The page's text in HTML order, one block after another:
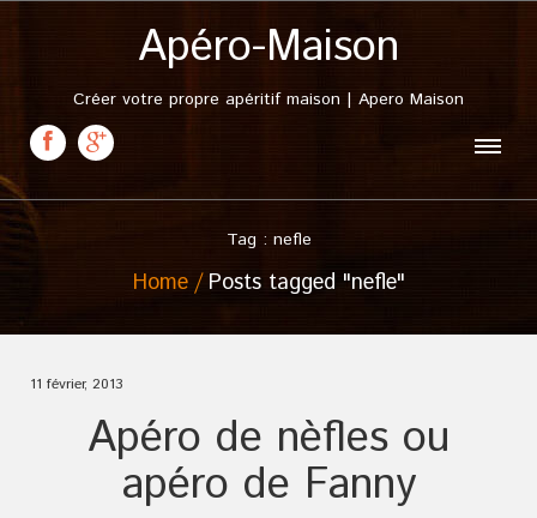
Apéro-Maison
Créer votre propre apéritif maison | Apero Maison
Tag : nefle
Home Posts tagged "nefle"
11 février, 2013
Apéro de nèfles ou
apéro de Fanny